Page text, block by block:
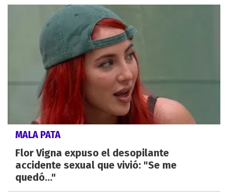
MALA PATA
Flor Vigna expuso el desopilante
accidente sexual que vivió: "Se me
quedó..."